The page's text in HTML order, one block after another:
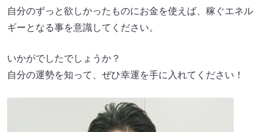
自分のずっと欲しかったものにお金を使えば、稼ぐエネル
ギーとなる事を意識してください。
いかがでしたでしょうか？
自分の運勢を知って、ぜひ幸運を手に入れてください！